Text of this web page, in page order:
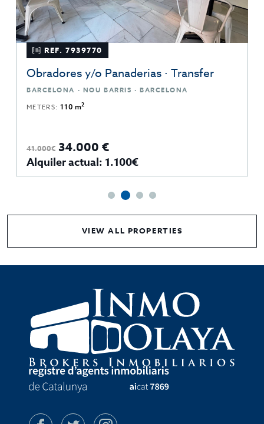
REF. 7939770
Obradores y/o Panaderias · Transfer
BARCELONA · NOU BARRIS · BARCELONA
METERS:110 m2
41.000€ 34.000 €
Alquiler actual: 1.100€
VIEW ALL PROPERTIES